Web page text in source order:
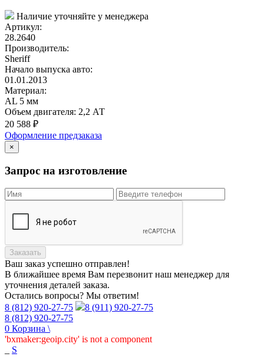
Наличие уточняйте у менеджера
Артикул:
28.2640
Производитель:
Sheriff
Начало выпуска авто:
01.01.2013
Материал:
AL 5 мм
Объем двигателя: 2,2 АТ
20 588 ₽
Оформление предзаказа
×
Запрос на изготовление
Заказать
Ваш заказ успешно отправлен!
В ближайшее время Вам перезвонит наш менеджер для
уточнения деталей заказа.
Остались вопросы? Мы ответим!
8 (812) 920-27-75
8 (911) 920-27-75
8 (812) 920-27-75
0 Корзина \
'bxmaker:geoip.city' is not a component
S